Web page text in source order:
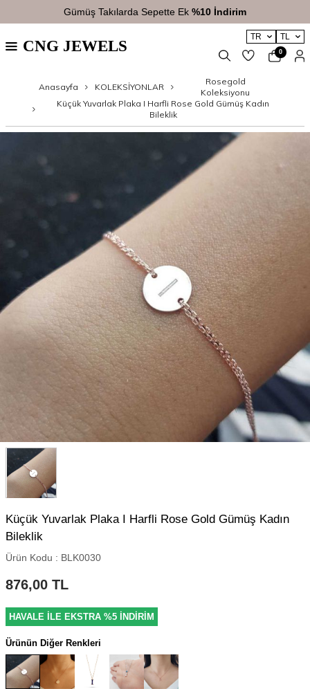
Gümüş Takılarda Sepette Ek %10 İndirim
TR TL
CNG JEWELS 0
Anasayfa KOLEKSİYONLAR
Rosegold
Koleksiyonu
Küçük Yuvarlak Plaka I Harfli Rose Gold Gümüş Kadın
Bileklik
Küçük Yuvarlak Plaka I Harfli Rose Gold Gümüş Kadın
Bileklik
Ürün Kodu : BLK0030
876,00 TL
HAVALE İLE EKSTRA %5 İNDİRİM
Ürünün Diğer Renkleri